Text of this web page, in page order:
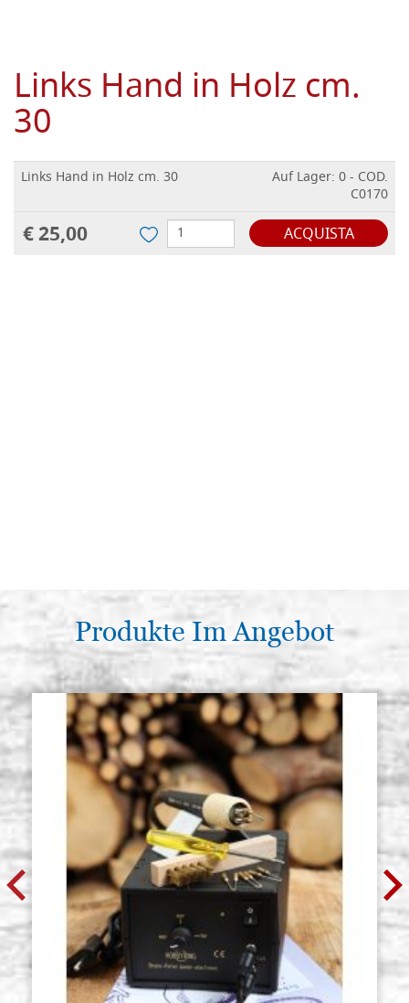
Links Hand in Holz cm.
30
Links Hand in Holz cm. 30
Auf Lager: 0 - COD.
C0170
€ 25,00 ACQUISTA
Produkte Im Angebot